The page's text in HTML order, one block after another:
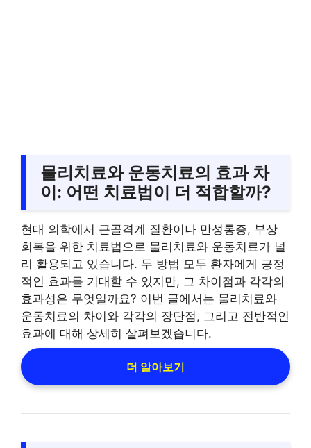
물리치료와 운동치료의 효과 차
이: 어떤 치료법이 더 적합할까?
현대 의학에서 근골격계 질환이나 만성통증, 부상
회복을 위한 치료법으로 물리치료와 운동치료가 널
리 활용되고 있습니다. 두 방법 모두 환자에게 긍정
적인 효과를 기대할 수 있지만, 그 차이점과 각각의
효과성은 무엇일까요? 이번 글에서는 물리치료와
운동치료의 차이와 각각의 장단점, 그리고 전반적인
효과에 대해 상세히 살펴보겠습니다.
더 알아보기